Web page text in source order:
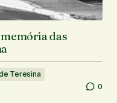
das
Teresina
0